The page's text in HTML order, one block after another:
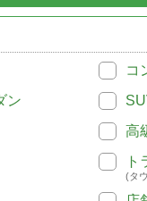
コ
ン
高
ト
(タ